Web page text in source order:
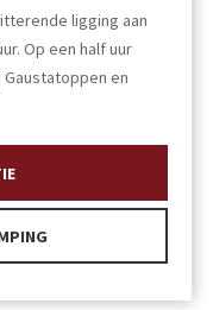
ligging aan
Op een half uur
Gaustatoppen en